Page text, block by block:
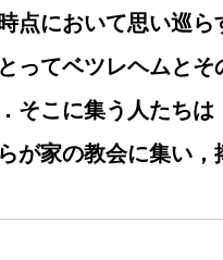
点において思い巡ら
ってベツレヘムと
そこに集う人たち
が家の教会に集い